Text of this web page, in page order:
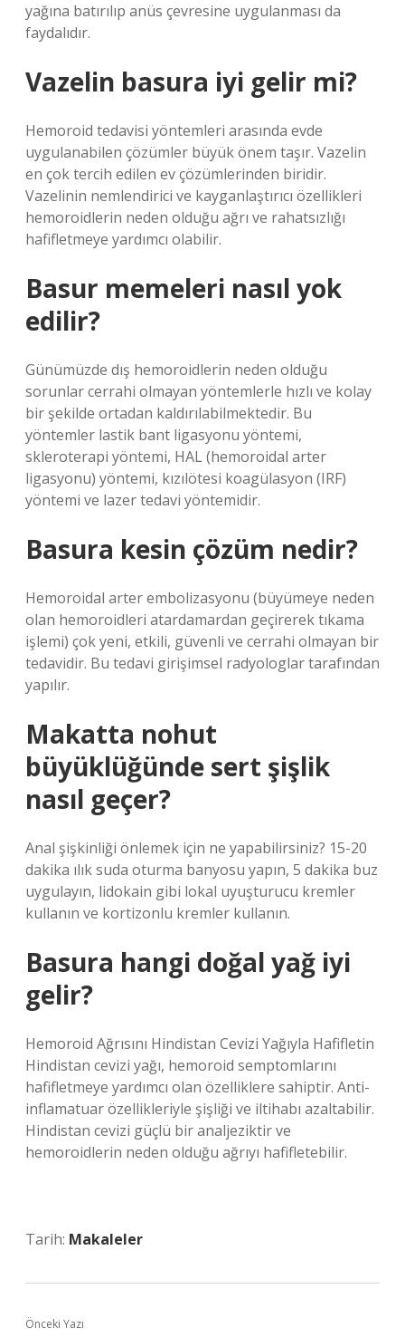
yağına batırılıp anüs çevresine uygulanması da
faydalıdır.
Vazelin basura iyi gelir mi?
Hemoroid tedavisi yöntemleri arasında evde
uygulanabilen çözümler büyük önem taşır. Vazelin
en çok tercih edilen ev çözümlerinden biridir.
Vazelinin nemlendirici ve kayganlaştırıcı özellikleri
hemoroidlerin neden olduğu ağrı ve rahatsızlığı
hafifletmeye yardımcı olabilir.
Basur memeleri nasıl yok
edilir?
Günümüzde dış hemoroidlerin neden olduğu
sorunlar cerrahi olmayan yöntemlerle hızlı ve kolay
bir şekilde ortadan kaldırılabilmektedir. Bu
yöntemler lastik bant ligasyonu yöntemi,
skleroterapi yöntemi, HAL (hemoroidal arter
ligasyonu) yöntemi, kızılötesi koagülasyon (IRF)
yöntemi ve lazer tedavi yöntemidir.
Basura kesin çözüm nedir?
Hemoroidal arter embolizasyonu (büyümeye neden
olan hemoroidleri atardamardan geçirerek tıkama
işlemi) çok yeni, etkili, güvenli ve cerrahi olmayan bir
tedavidir. Bu tedavi girişimsel radyologlar tarafından
yapılır.
Makatta nohut
büyüklüğünde sert şişlik
nasıl geçer?
Anal şişkinliği önlemek için ne yapabilirsiniz? 15-20
dakika ılık suda oturma banyosu yapın, 5 dakika buz
uygulayın, lidokain gibi lokal uyuşturucu kremler
kullanın ve kortizonlu kremler kullanın.
Basura hangi doğal yağ iyi
gelir?
Hemoroid Ağrısını Hindistan Cevizi Yağıyla Hafifletin
Hindistan cevizi yağı, hemoroid semptomlarını
hafifletmeye yardımcı olan özelliklere sahiptir. Anti-
inflamatuar özellikleriyle şişliği ve iltihabı azaltabilir.
Hindistan cevizi güçlü bir analjeziktir ve
hemoroidlerin neden olduğu ağrıyı hafifletebilir.
Tarih: Makaleler
Önceki Yazı